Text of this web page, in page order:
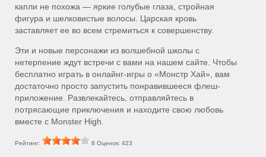
капли не похожа — яркие голубые глаза, стройная
фигура и шелковистые волосы. Царская кровь
заставляет ее во всем стремиться к совершенству.
Эти и новые персонажи из волшебной школы с
нетерпение ждут встречи с вами на нашем сайте. Чтобы
бесплатно играть в онлайнг-игры о «Монстр Хай», вам
достаточно просто запустить понравившееся флеш-
приложение. Развлекайтесь, отправляйтесь в
потрясающие приключения и находите свою любовь
вместе с Monster High.
Рейтинг: 8 Оценок: 423